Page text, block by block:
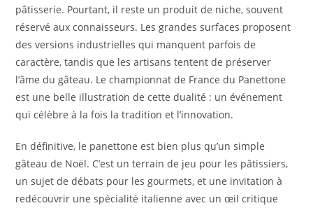
pâtisserie. Pourtant, il reste un produit de niche, souvent
réservé aux connaisseurs. Les grandes surfaces proposent
des versions industrielles qui manquent parfois de
caractère, tandis que les artisans tentent de préserver
l’âme du gâteau. Le championnat de France du Panettone
est une belle illustration de cette dualité : un événement
qui célèbre à la fois la tradition et l’innovation.
En définitive, le panettone est bien plus qu’un simple
gâteau de Noël. C’est un terrain de jeu pour les pâtissiers,
un sujet de débats pour les gourmets, et une invitation à
redécouvrir une spécialité italienne avec un œil critique